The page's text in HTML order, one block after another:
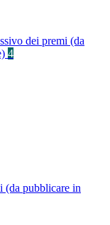
dei premi (da
4
(da pubblicare in